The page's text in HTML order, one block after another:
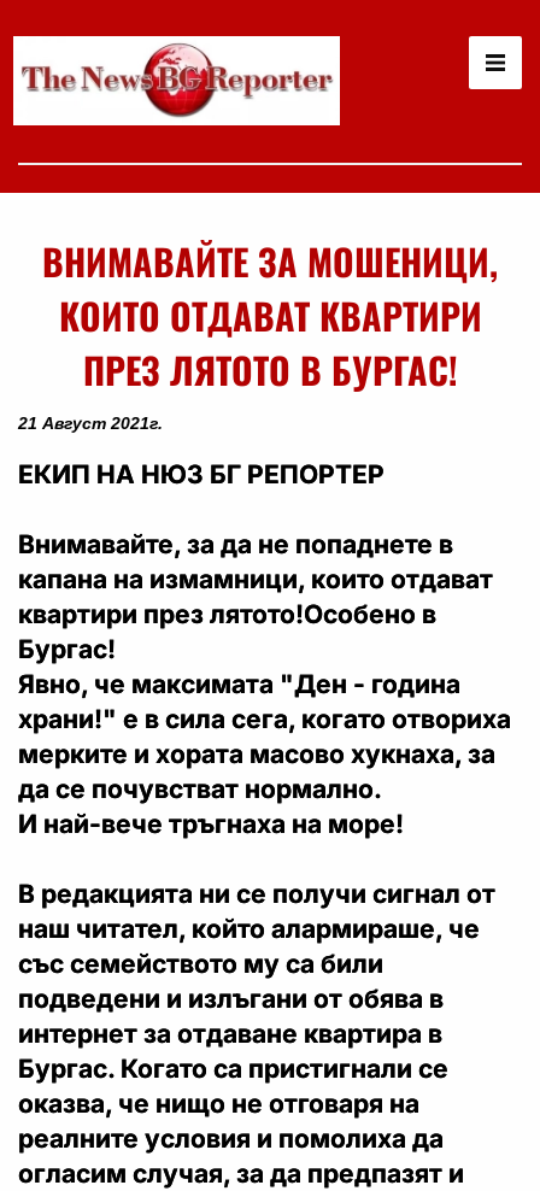
ВНИМАВАЙТЕ ЗА МОШЕНИЦИ,
КОИТО ОТДАВАТ КВАРТИРИ
ПРЕЗ ЛЯТОТО В БУРГАС!
21 Август 2021г.
ЕКИП НА НЮЗ БГ РЕПОРТЕР
Внимавайте, за да не попаднете в
капана на измамници, които отдават
квартири през лятото!Особено в
Бургас!
Явно, че максимата "Ден - година
храни!" е в сила сега, когато отвориха
мерките и хората масово хукнаха, за
да се почувстват нормално.
И най-вече тръгнаха на море!
В редакцията ни се получи сигнал от
наш читател, който алармираше, че
със семейството му са били
подведени и излъгани от обява в
интернет за отдаване квартира в
Бургас. Когато са пристигнали се
оказва, че нищо не отговаря на
реалните условия и помолиха да
огласим случая, за да предпазят и